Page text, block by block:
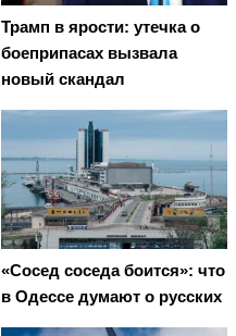
Трамп в ярости: утечка о
боеприпасах вызвала
новый скандал
«Сосед соседа боится»: что
в Одессе думают о русских